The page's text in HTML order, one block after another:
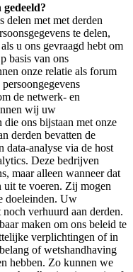
delen met met derden
te delen,
u ons gevraagd hebt om
basis van ons
onze relatie als forum
de netwerk- en
wij uw
die ons bijstaan met onze
derden bevatten de
data-analyse via de host
Deze bedrijven
maar alleen wanneer dat
te voeren. Zij mogen
doeleinden. Uw
verhuurd aan derden.
maken om ons beleid te
verplichtingen of in
of wetshandhaving
hebben. Zo kunnen we